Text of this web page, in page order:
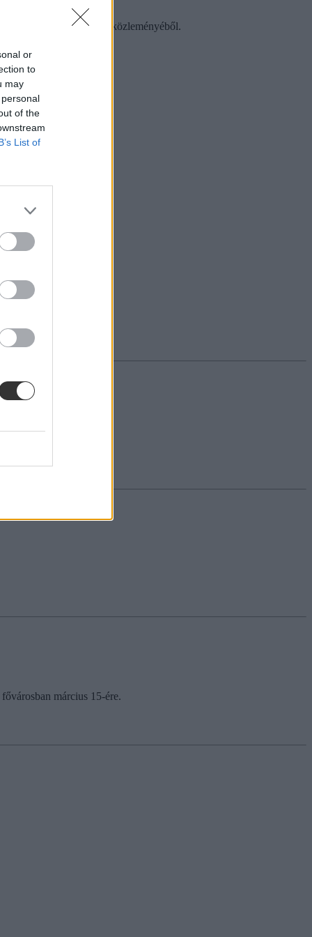
or
to
may
of the
List of
MTI-hez eljuttatott közleményéből.
március 15-ére.